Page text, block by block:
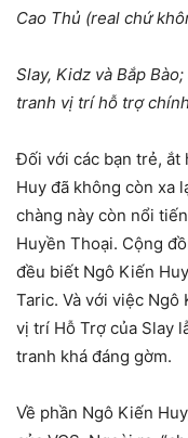
Cao Thủ (real chứ
Slay, Kidz và Bắp
tranh vị trí hỗ trợ
Đối với các bạn trẻ, ắt
Huy đã không còn xa
chàng này còn nổi
Huyền Thoại. Cộng
đều biết Ngô Kiến
Taric. Và với việc Ngô
vị trí Hỗ Trợ của Slay
tranh khá đáng gờm.
Về phần Ngô Kiến